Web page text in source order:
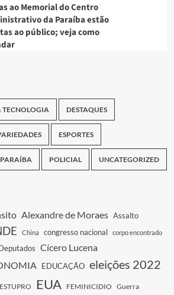
ao Memorial do Centro
da Paraíba estão
ao público; veja como
TECNOLOGIA DESTAQUES
ESPORTES
PARAÍBA POLICIAL UNCATEGORIZED
Alexandre de Moraes Assalto
China congresso nacional corpo encontrado
Cícero Lucena
EDUCAÇÃO eleições 2022
ESTUPRO EUA FEMINICIDIO Guerra